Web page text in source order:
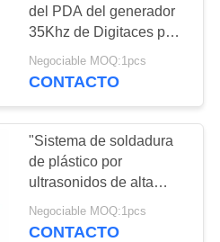
40
del PDA del generador
35Khz de Digitaces para
las piezas de automóvil
Negociable MOQ:1pcs
CONTACTO
"Sistema de soldadura
de plástico por
ultrasonidos de alta
precisión"
Negociable MOQ:1pcs
CONTACTO